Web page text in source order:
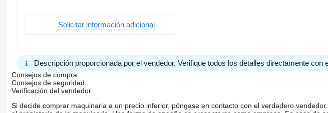
Solicitar información adicional
Descripción proporcionada por el vendedor. Verifique todos los detalles directamente con
Consejos de compra
Consejos de seguridad
Verificación del vendedor
Si decide comprar maquinaria a un precio inferior, póngase en contacto con el verdadero